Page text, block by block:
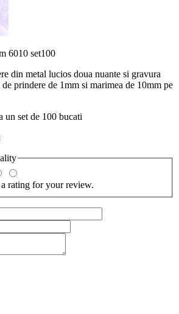
6010 set100
din metal lucios doua nuante si gravura
prindere de 1mm si marimea de 10mm pe
un set de 100 bucati
a rating for your review.